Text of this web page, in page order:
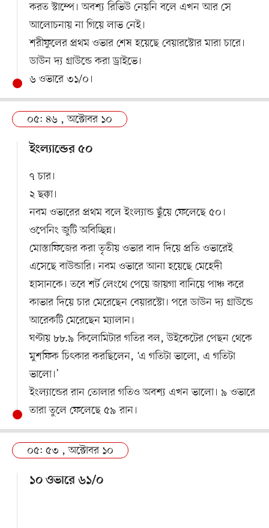
করত স্টাম্পে। অবশ্য রিভিউ নেয়নি বলে এখন আর সে
আলোচনায় না গিয়ে লাভ নেই।
শরীফুলের প্রথম ওভার শেষ হয়েছে বেয়ারস্টোর মারা চারে।
ডাউন দ্য গ্রাউন্ডে করা ড্রাইভে।
৬ ওভারে ৩১/০।
০৫: ৪৬ , অক্টোবর ১০
ইংল্যান্ডের ৫০
৭ চার।
২ ছক্কা।
নবম ওভারের প্রথম বলে ইংল্যান্ড ছুঁয়ে ফেলেছে ৫০।
ওপেনিং জুটি অবিচ্ছিন্ন।
মোস্তাফিজের করা তৃতীয় ওভার বাদ দিয়ে প্রতি ওভারেই
এসেছে বাউন্ডারি। নবম ওভারে আনা হয়েছে মেহেদী
হাসানকে। তবে শর্ট লেংথে পেয়ে জায়গা বানিয়ে পাঞ্চ করে
কাভার দিয়ে চার মেরেছেন বেয়ারস্টো। পরে ডাউন দ্য গ্রাউন্ডে
আরেকটি মেরেছেন ম্যালান।
ঘণ্টায় ৮৮.৯ কিলোমিটার গতির বল, উইকেটের পেছন থেকে
মুশফিক চিৎকার করছিলেন, ‘এ গতিটা ভালো, এ গতিটা
ভালো।’
ইংল্যান্ডের রান তোলার গতিও অবশ্য এখন ভালো। ৯ ওভারে
তারা তুলে ফেলেছে ৫৯ রান।
০৫: ৫৩ , অক্টোবর ১০
১০ ওভারে ৬১/০